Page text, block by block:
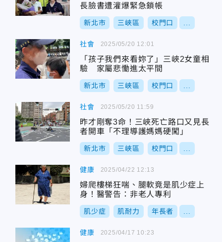
長臉書遭灌爆緊急鎖帳
新北市 三峽區 校門口
社會
「孩子我們來看妳了」三峽2女童相
驗 家屬悲慟進太平間
新北市 三峽區 校門口
2025/05/20 12:01
社會
昨才剛奪3命！三峽死亡路口又見長
者開車「不理導護媽媽硬闖」
新北市 三峽區 校門口
2025/05/20 11:59
健康
婦爬樓梯狂喘、腿軟竟是肌少症上
身！醫警告：非老人專利
肌少症 肌耐力 年長者
2025/04/22 12:13
健康 2025/04/17 10:23